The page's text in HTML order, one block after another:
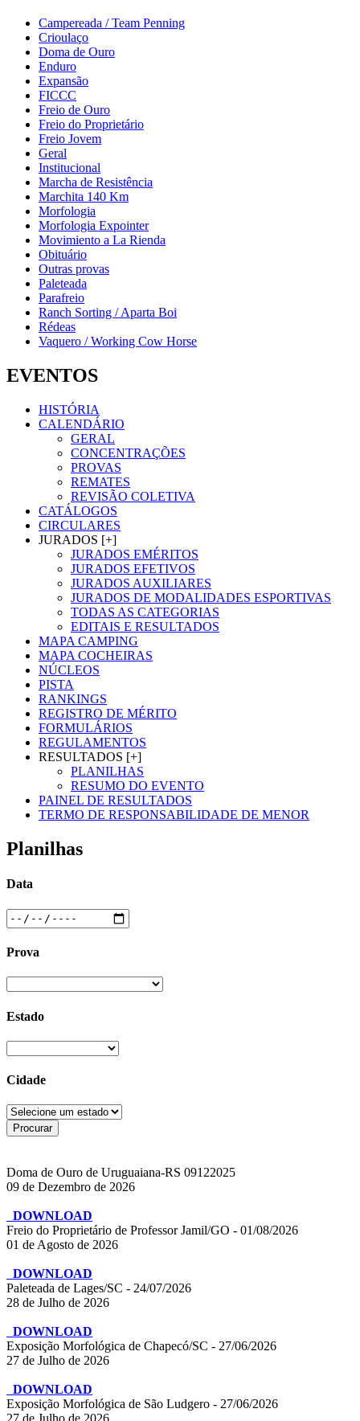
Campereada / Team Penning
Crioulaço
Doma de Ouro
Enduro
Expansão
FICCC
Freio de Ouro
Freio do Proprietário
Freio Jovem
Geral
Institucional
Marcha de Resistência
Marchita 140 Km
Morfologia
Morfologia Expointer
Movimiento a La Rienda
Obituário
Outras provas
Paleteada
Parafreio
Ranch Sorting / Aparta Boi
Rédeas
Vaquero / Working Cow Horse
EVENTOS
HISTÓRIA
CALENDÁRIO
GERAL
CONCENTRAÇÕES
PROVAS
REMATES
REVISÃO COLETIVA
CATÁLOGOS
CIRCULARES
JURADOS [+]
JURADOS EMÉRITOS
JURADOS EFETIVOS
JURADOS AUXILIARES
JURADOS DE MODALIDADES ESPORTIVAS
TODAS AS CATEGORIAS
EDITAIS E RESULTADOS
MAPA CAMPING
MAPA COCHEIRAS
NÚCLEOS
PISTA
RANKINGS
REGISTRO DE MÉRITO
FORMULÁRIOS
REGULAMENTOS
RESULTADOS [+]
PLANILHAS
RESUMO DO EVENTO
PAINEL DE RESULTADOS
TERMO DE RESPONSABILIDADE DE MENOR
Planilhas
Data
Prova
Estado
Cidade
Doma de Ouro de Uruguaiana-RS 09122025
09 de Dezembro de 2026
DOWNLOAD
Freio do Proprietário de Professor Jamil/GO - 01/08/2026
01 de Agosto de 2026
DOWNLOAD
Paleteada de Lages/SC - 24/07/2026
28 de Julho de 2026
DOWNLOAD
Exposição Morfológica de Chapecó/SC - 27/06/2026
27 de Julho de 2026
DOWNLOAD
Exposição Morfológica de São Ludgero - 27/06/2026